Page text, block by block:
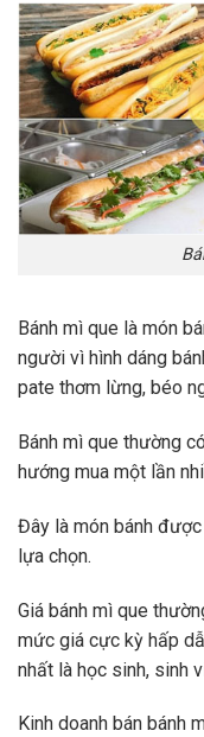
Bánh mì que là món
người vì hình dáng
pate thơm lừng, béo
Bánh mì que thường
hướng mua một lần
Đây là món bánh
lựa chọn.
Giá bánh mì que
mức giá cực kỳ hấp
nhất là học sinh, sinh
Kinh doanh bán bánh